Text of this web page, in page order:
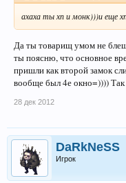
ахаха ты хп и монк)))и еще
Да ты товарищ умом не
ты поясню, что основное
пришли как второй замок
вообще был 4е окно=)))) Так
28 дек 2012
DaRkNeSS
Игрок